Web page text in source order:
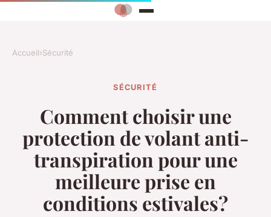
Accueil›Sécurité
SÉCURITÉ
Comment choisir une
protection de volant anti-
transpiration pour une
meilleure prise en
conditions estivales?